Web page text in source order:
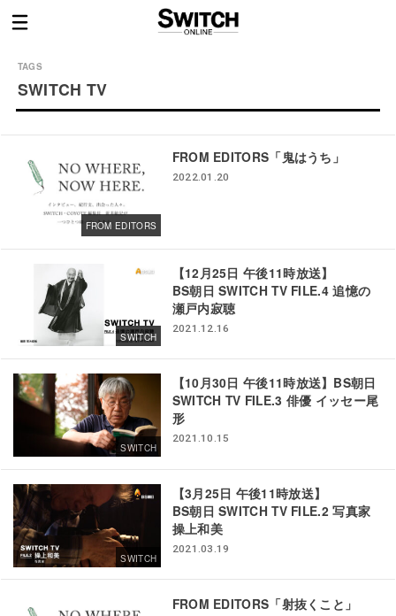
SWITCH TV
FROM EDITORS
FROM EDITORS「鬼はうち」
2022.01.20
SWITCH
【12月25日 午後11時放送】
BS朝日 SWITCH TV FILE.4 追憶の
瀬戸内寂聴
2021.12.16
SWITCH
【10月30日 午後11時放送】BS朝日
SWITCH TV FILE.3 俳優 イッセー尾
形
2021.10.15
SWITCH
【3月25日 午後11時放送】
BS朝日 SWITCH TV FILE.2 写真家
操上和美
2021.03.19
FROM EDITORS「射抜くこと」